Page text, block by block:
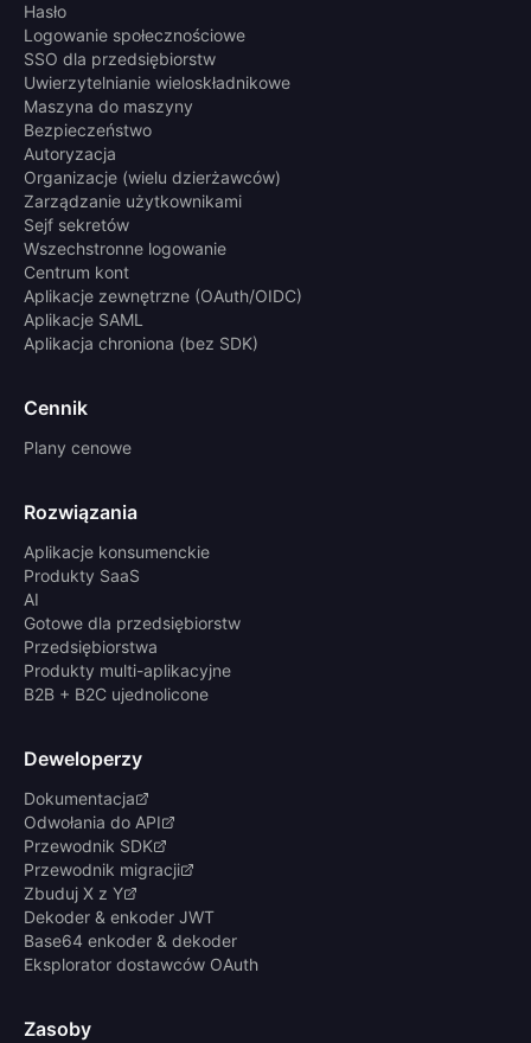
Hasło
Logowanie społecznościowe
SSO dla przedsiębiorstw
Uwierzytelnianie wieloskładnikowe
Maszyna do maszyny
Bezpieczeństwo
Autoryzacja
Organizacje (wielu dzierżawców)
Zarządzanie użytkownikami
Sejf sekretów
Wszechstronne logowanie
Centrum kont
Aplikacje zewnętrzne (OAuth/OIDC)
Aplikacje SAML
Aplikacja chroniona (bez SDK)
Cennik
Plany cenowe
Rozwiązania
Aplikacje konsumenckie
Produkty SaaS
AI
Gotowe dla przedsiębiorstw
Przedsiębiorstwa
Produkty multi-aplikacyjne
B2B + B2C ujednolicone
Deweloperzy
Dokumentacja
Odwołania do API
Przewodnik SDK
Przewodnik migracji
Zbuduj X z Y
Dekoder & enkoder JWT
Base64 enkoder & dekoder
Eksplorator dostawców OAuth
Zasoby